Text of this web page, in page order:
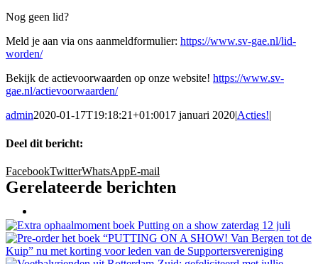
Nog geen lid?
Meld je aan via ons aanmeldformulier: https://www.sv-gae.nl/lid-
worden/
Bekijk de actievoorwaarden op onze website! https://www.sv-
gae.nl/actievoorwaarden/
admin2020-01-17T19:18:21+01:0017 januari 2020|Acties!|
Deel dit bericht:
FacebookTwitterWhatsAppE-mail
Gerelateerde berichten